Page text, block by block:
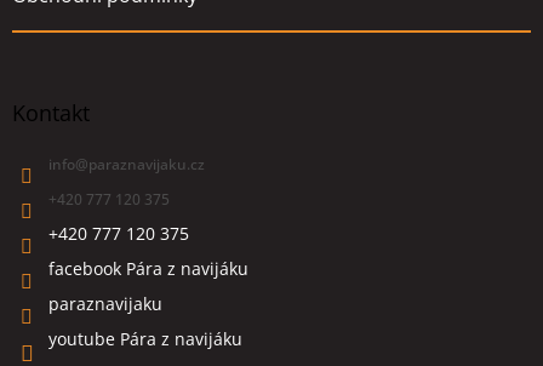
Kontakt
info@paraznavijaku.cz
+420 777 120 375
+420 777 120 375
facebook Pára z navijáku
paraznavijaku
youtube Pára z navijáku